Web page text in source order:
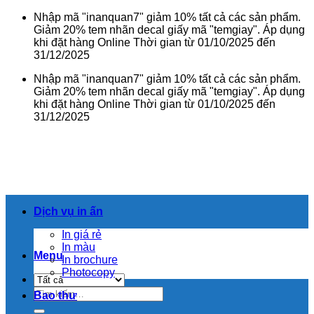
Nhập mã "inanquan7" giảm 10% tất cả các sản phẩm.
Giảm 20% tem nhãn decal giấy mã "temgiay". Áp dụng
khi đặt hàng Online Thời gian từ 01/10/2025 đến
31/12/2025
Nhập mã "inanquan7" giảm 10% tất cả các sản phẩm.
Giảm 20% tem nhãn decal giấy mã "temgiay". Áp dụng
khi đặt hàng Online Thời gian từ 01/10/2025 đến
31/12/2025
Menu
Tìm
kiếm:
Dịch vụ in ấn
In giá rẻ
In màu
In brochure
Photocopy
Bao thư